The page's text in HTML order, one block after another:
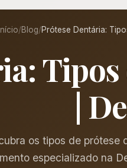
Início/Blog/Prótese Dentária:
Tipos
|
os tipos de prótese
especializado na